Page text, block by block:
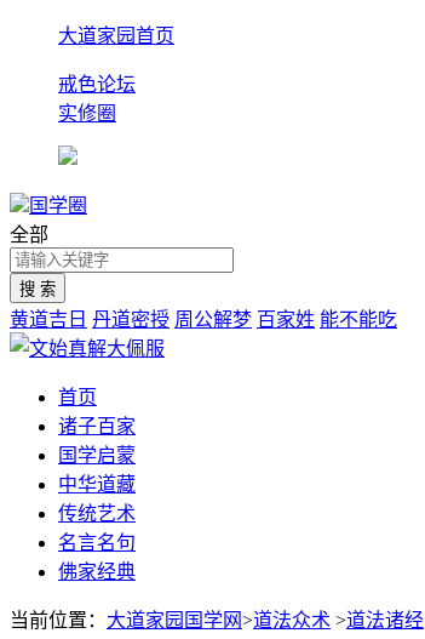
大道家园首页
戒色论坛
实修圈
国学圈
全部
黄道吉日 丹道密授 周公解梦 百家姓 能不能吃
首页
诸子百家
国学启蒙
中华道藏
传统艺术
名言名句
佛家经典
当前位置： 大道家园国学网>道法众术 >道法诸经